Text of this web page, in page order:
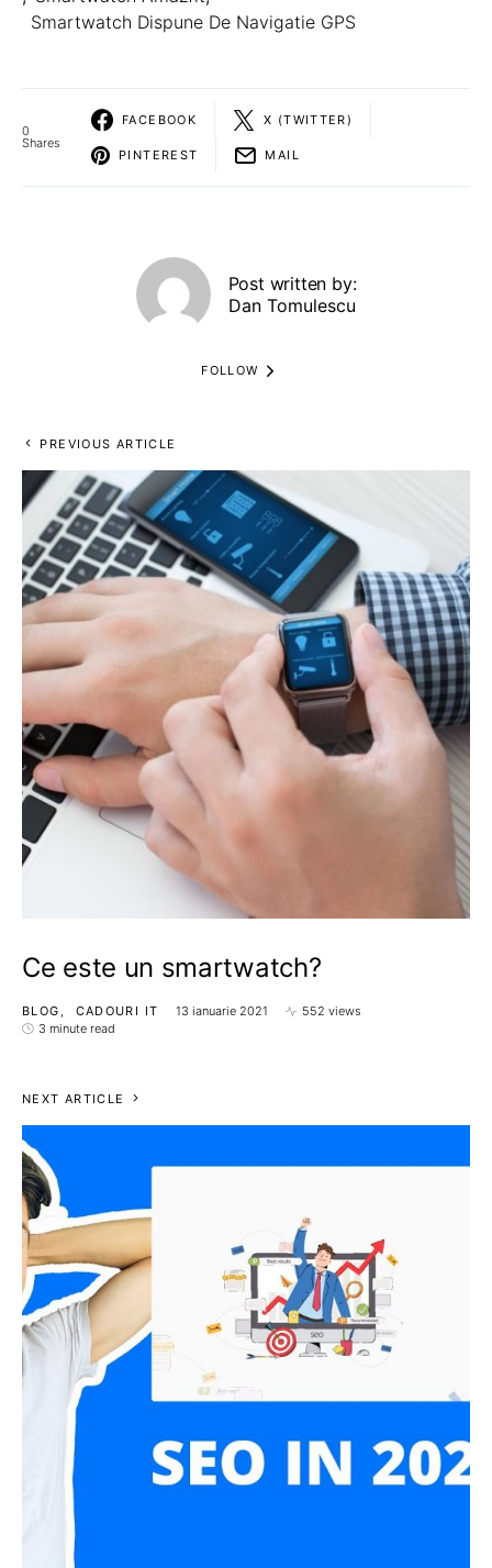
Smartwatch Dispune De Navigatie GPS
0
Shares
FACEBOOK X (TWITTER)
PINTEREST MAIL
Post written by:
Dan Tomulescu
FOLLOW
PREVIOUS ARTICLE
Ce este un smartwatch?
BLOG CADOURI IT 13 ianuarie 2021
552 views
3 minute read
NEXT ARTICLE